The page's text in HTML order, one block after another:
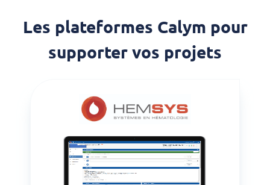
Les plateformes Calym pour
supporter vos projets